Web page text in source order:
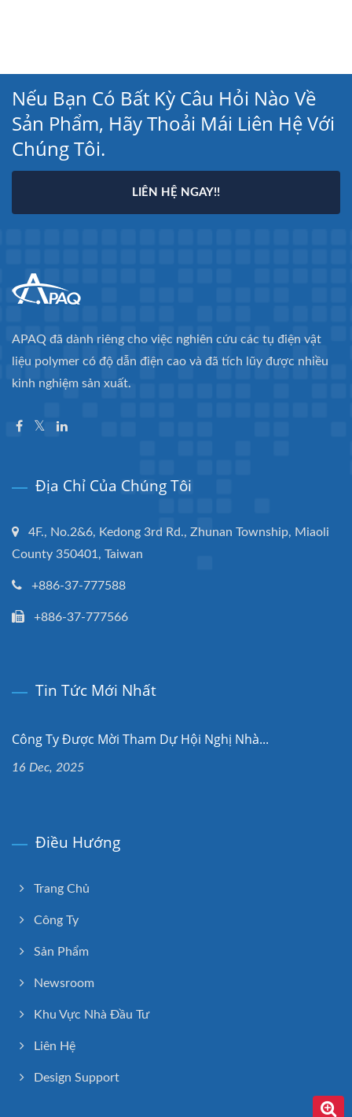
Nếu Bạn Có Bất Kỳ Câu Hỏi Nào Về
Sản Phẩm, Hãy Thoải Mái Liên Hệ Với
Chúng Tôi.
LIÊN HỆ NGAY!!
APAQ đã dành riêng cho việc nghiên cứu các tụ điện vật
liệu polymer có độ dẫn điện cao và đã tích lũy được nhiều
kinh nghiệm sản xuất.
Địa Chỉ Của Chúng Tôi
4F., No.2&6, Kedong 3rd Rd., Zhunan Township, Miaoli
County 350401, Taiwan
+886-37-777588
+886-37-777566
Tin Tức Mới Nhất
Công Ty Được Mời Tham Dự Hội Nghị Nhà...
16 Dec, 2025
Điều Hướng
Trang Chủ
Công Ty
Sản Phẩm
Newsroom
Khu Vực Nhà Đầu Tư
Liên Hệ
Design Support